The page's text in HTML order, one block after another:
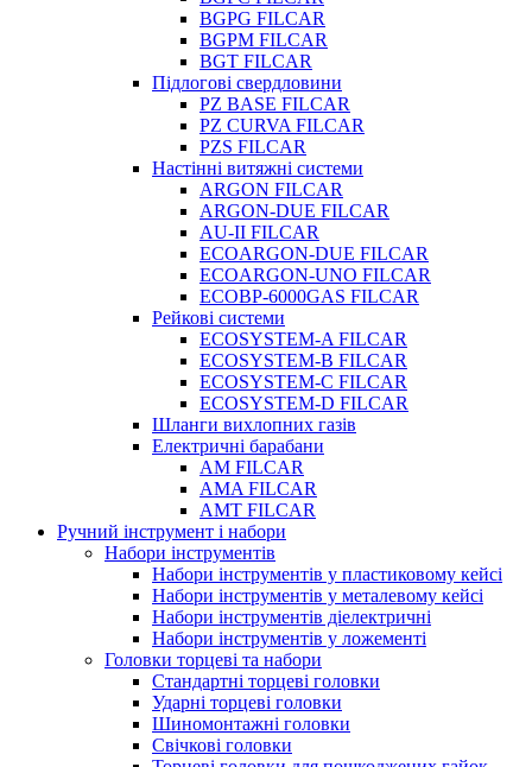
BGPG FILCAR
BGPM FILCAR
BGT FILCAR
Підлогові свердловини
PZ BASE FILCAR
PZ CURVA FILCAR
PZS FILCAR
Настінні витяжні системи
ARGON FILCAR
ARGON-DUE FILCAR
AU-II FILCAR
ECOARGON-DUE FILCAR
ECOARGON-UNO FILCAR
ECOBP-6000GAS FILCAR
Рейкові системи
ECOSYSTEM-A FILCAR
ECOSYSTEM-B FILCAR
ECOSYSTEM-C FILCAR
ECOSYSTEM-D FILCAR
Шланги вихлопних газів
Електричні барабани
AM FILCAR
AMA FILCAR
AMT FILCAR
Ручний інструмент і набори
Набори інструментів
Набори інструментів у пластиковому кейсі
Набори інструментів у металевому кейсі
Набори інструментів діелектричні
Набори інструментів у ложементі
Головки торцеві та набори
Стандартні торцеві головки
Ударні торцеві головки
Шиномонтажні головки
Свічкові головки